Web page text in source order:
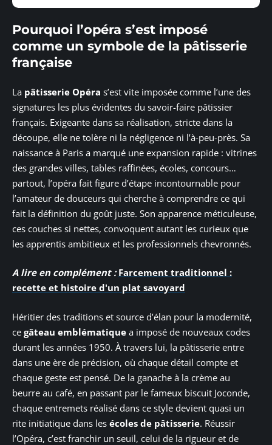
Pourquoi l’opéra s’est imposé
comme un symbole de la pâtisserie
française
La pâtisserie Opéra s’est vite imposée comme l’une des
signatures les plus évidentes du savoir-faire pâtissier
français. Exigeante dans sa réalisation, stricte dans la
découpe, elle ne tolère ni la négligence ni l’à-peu-près. Sa
naissance à Paris a marqué une expansion rapide : vitrines
des grandes villes, tables raffinées, écoles, concours…
partout, l’opéra fait figure d’étape incontournable pour
l’amateur de douceurs qui cherche à comprendre ce qui
fait la définition du goût juste. Son apparence méticuleuse,
ces couches si nettes, convoquent autant les curieux que
les apprentis ambitieux et les professionnels chevronnés.
A lire en complément : Farcement traditionnel :
recette et histoire d'un plat savoyard
Héritier des traditions et source d’élan pour la modernité,
ce gâteau emblématique a imposé de nouveaux codes
durant les années 1950. À travers lui, la pâtisserie entre
dans une ère de précision, où chaque détail compte et
chaque geste est pensé. De la ganache à la crème au
beurre au café, en passant par le fameux biscuit Joconde,
chaque entremets réalisé dans ce style devient quasi un
rite initiatique dans les écoles de pâtisserie. Réussir
l’Opéra, c’est franchir un seuil, celui de la rigueur et de